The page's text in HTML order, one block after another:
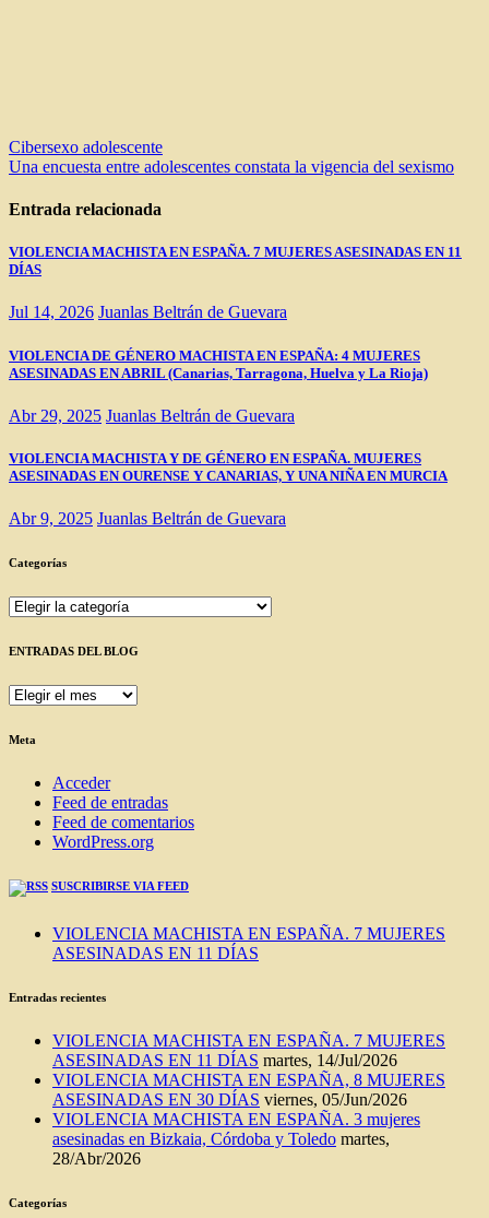
Navegación
de
entradas
Cibersexo adolescente
Una encuesta entre adolescentes constata la vigencia del sexismo
Entrada relacionada
VIOLENCIA MACHISTA EN ESPAÑA. 7 MUJERES ASESINADAS EN 11
DÍAS
Jul 14, 2026 Juanlas Beltrán de Guevara
VIOLENCIA DE GÉNERO MACHISTA EN ESPAÑA: 4 MUJERES
ASESINADAS EN ABRIL (Canarias, Tarragona, Huelva y La Rioja)
Abr 29, 2025 Juanlas Beltrán de Guevara
VIOLENCIA MACHISTA Y DE GÉNERO EN ESPAÑA. MUJERES
ASESINADAS EN OURENSE Y CANARIAS, Y UNA NIÑA EN MURCIA
Abr 9, 2025 Juanlas Beltrán de Guevara
Categorías
Categorías
ENTRADAS DEL BLOG
ENTRADAS
BLOG
Meta
Acceder
Feed de entradas
Feed de comentarios
WordPress.org
SUSCRIBIRSE VIA FEED
VIOLENCIA MACHISTA EN ESPAÑA. 7 MUJERES
ASESINADAS EN 11 DÍAS
Entradas recientes
VIOLENCIA MACHISTA EN ESPAÑA. 7 MUJERES
ASESINADAS EN 11 DÍAS martes, 14/Jul/2026
VIOLENCIA MACHISTA EN ESPAÑA, 8 MUJERES
ASESINADAS EN 30 DÍAS viernes, 05/Jun/2026
VIOLENCIA MACHISTA EN ESPAÑA. 3 mujeres
asesinadas en Bizkaia, Córdoba y Toledo martes,
28/Abr/2026
Categorías